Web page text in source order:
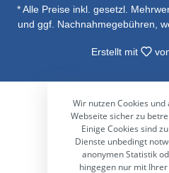
* Alle Preise inkl. gesetzl.
und ggf. Nachnahmegebühren,
Erstellt mit
Wir nutzen Cookies
Webseite sicher zu
Einige Cookies sind
Dienste unbedingt
anonymen Statistik
hingegen nur mit